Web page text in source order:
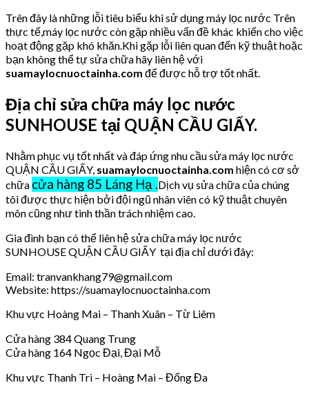
Trên đây là những lỗi tiêu biểu khi sử dụng máy lọc nước Trên
thực tế,máy lọc nước còn gặp nhiều vấn đề khác khiến cho việc
hoạt động gặp khó khăn.Khi gặp lỗi liên quan đến kỹ thuật hoặc
bạn không thể tự sửa chữa hãy liên hệ với
suamaylocnuoctainha.com để được hỗ trợ tốt nhất.
Địa chỉ sửa chữa máy lọc nước
SUNHOUSE tại QUẬN CẦU GIẤY.
Nhằm phục vụ tốt nhất và đáp ứng nhu cầu sửa máy lọc nước
QUẬN CẦU GIẤY, suamaylocnuoctainha.com hiện có cơ sở
chữa cửa hàng 85 Láng Hạ .Dịch vụ sửa chữa của chúng
tôi được thực hiện bởi đội ngũ nhân viên có kỹ thuật chuyên
môn cũng như tinh thần trách nhiệm cao.
Gia đình bạn có thể liên hệ sửa chữa máy lọc nước
SUNHOUSE QUẬN CẦU GIẤY tại địa chỉ dưới đây:
Email: tranvankhang79@gmail.com
Website: https://suamaylocnuoctainha.com
Khu vực Hoàng Mai – Thanh Xuân – Từ Liêm
Cửa hàng 384 Quang Trung
Cửa hàng 164 Ngọc Đại, Đại Mỗ
Khu vực Thanh Trì – Hoàng Mai – Đống Đa